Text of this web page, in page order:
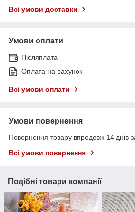
Всі умови доставки
Умови оплати
Післяплата
Оплата на рахунок
Всі умови оплати
Умови повернення
Повернення товару впродовж 14 днів
Всі умови повернення
Подібні товари компанії